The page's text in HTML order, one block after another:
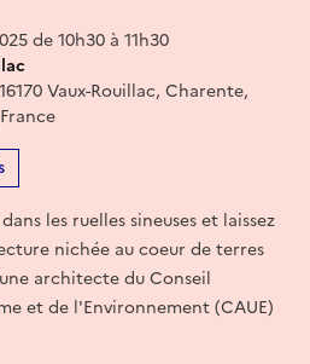
de 10h30 à 11h30
Vaux-Rouillac, Charente,
les ruelles sineuses et laissez
nichée au coeur de terres
architecte du Conseil
et de l'Environnement (CAUE)